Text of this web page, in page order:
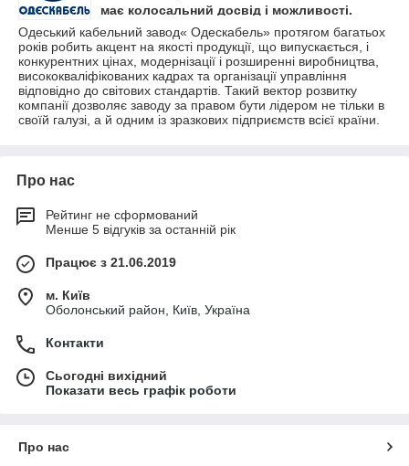
має колосальний досвід і можливості.
Одеський кабельний завод« Одескабель» протягом багатьох
років робить акцент на якості продукції, що випускається, і
конкурентних цінах, модернізації і розширенні виробництва,
висококваліфікованих кадрах та організації управління
відповідно до світових стандартів. Такий вектор розвитку
компанії дозволяє заводу за правом бути лідером не тільки в
своїй галузі, а й одним із зразкових підприємств всієї країни.
Про нас
Рейтинг не сформований
Менше 5 відгуків за останній рік
Працює з 21.06.2019
м. Київ
Оболонський район, Київ, Україна
Контакти
Сьогодні вихідний
Показати весь графік роботи
Про нас